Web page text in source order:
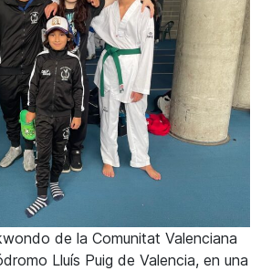
de la Comunitat Valenciana
Lluís Puig de Valencia, en una